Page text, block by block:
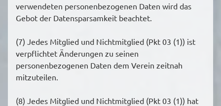
verwendeten personenbezogenen Daten wird das
Gebot der Datensparsamkeit beachtet.
(7) Jedes Mitglied und Nichtmitglied (Pkt 03 (1)) ist
verpflichtet Änderungen zu seinen
personenbezogenen Daten dem Verein zeitnah
mitzuteilen.
(8) Jedes Mitglied und Nichtmitglied (Pkt 03 (1)) hat